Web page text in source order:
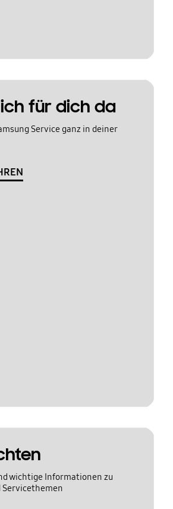
für dich da
Service ganz in deiner
wichtige Informationen zu
Servicethemen